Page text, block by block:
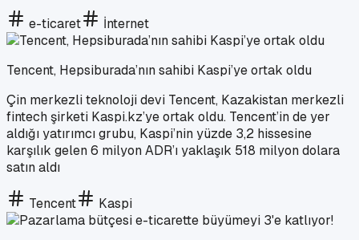
e-ticaret İnternet
Tencent, Hepsiburada’nın sahibi Kaspi’ye ortak oldu
Çin merkezli teknoloji devi Tencent, Kazakistan merkezli
fintech şirketi Kaspi.kz’ye ortak oldu. Tencent’in de yer
aldığı yatırımcı grubu, Kaspi’nin yüzde 3,2 hissesine
karşılık gelen 6 milyon ADR’ı yaklaşık 518 milyon dolara
satın aldı
Tencent Kaspi